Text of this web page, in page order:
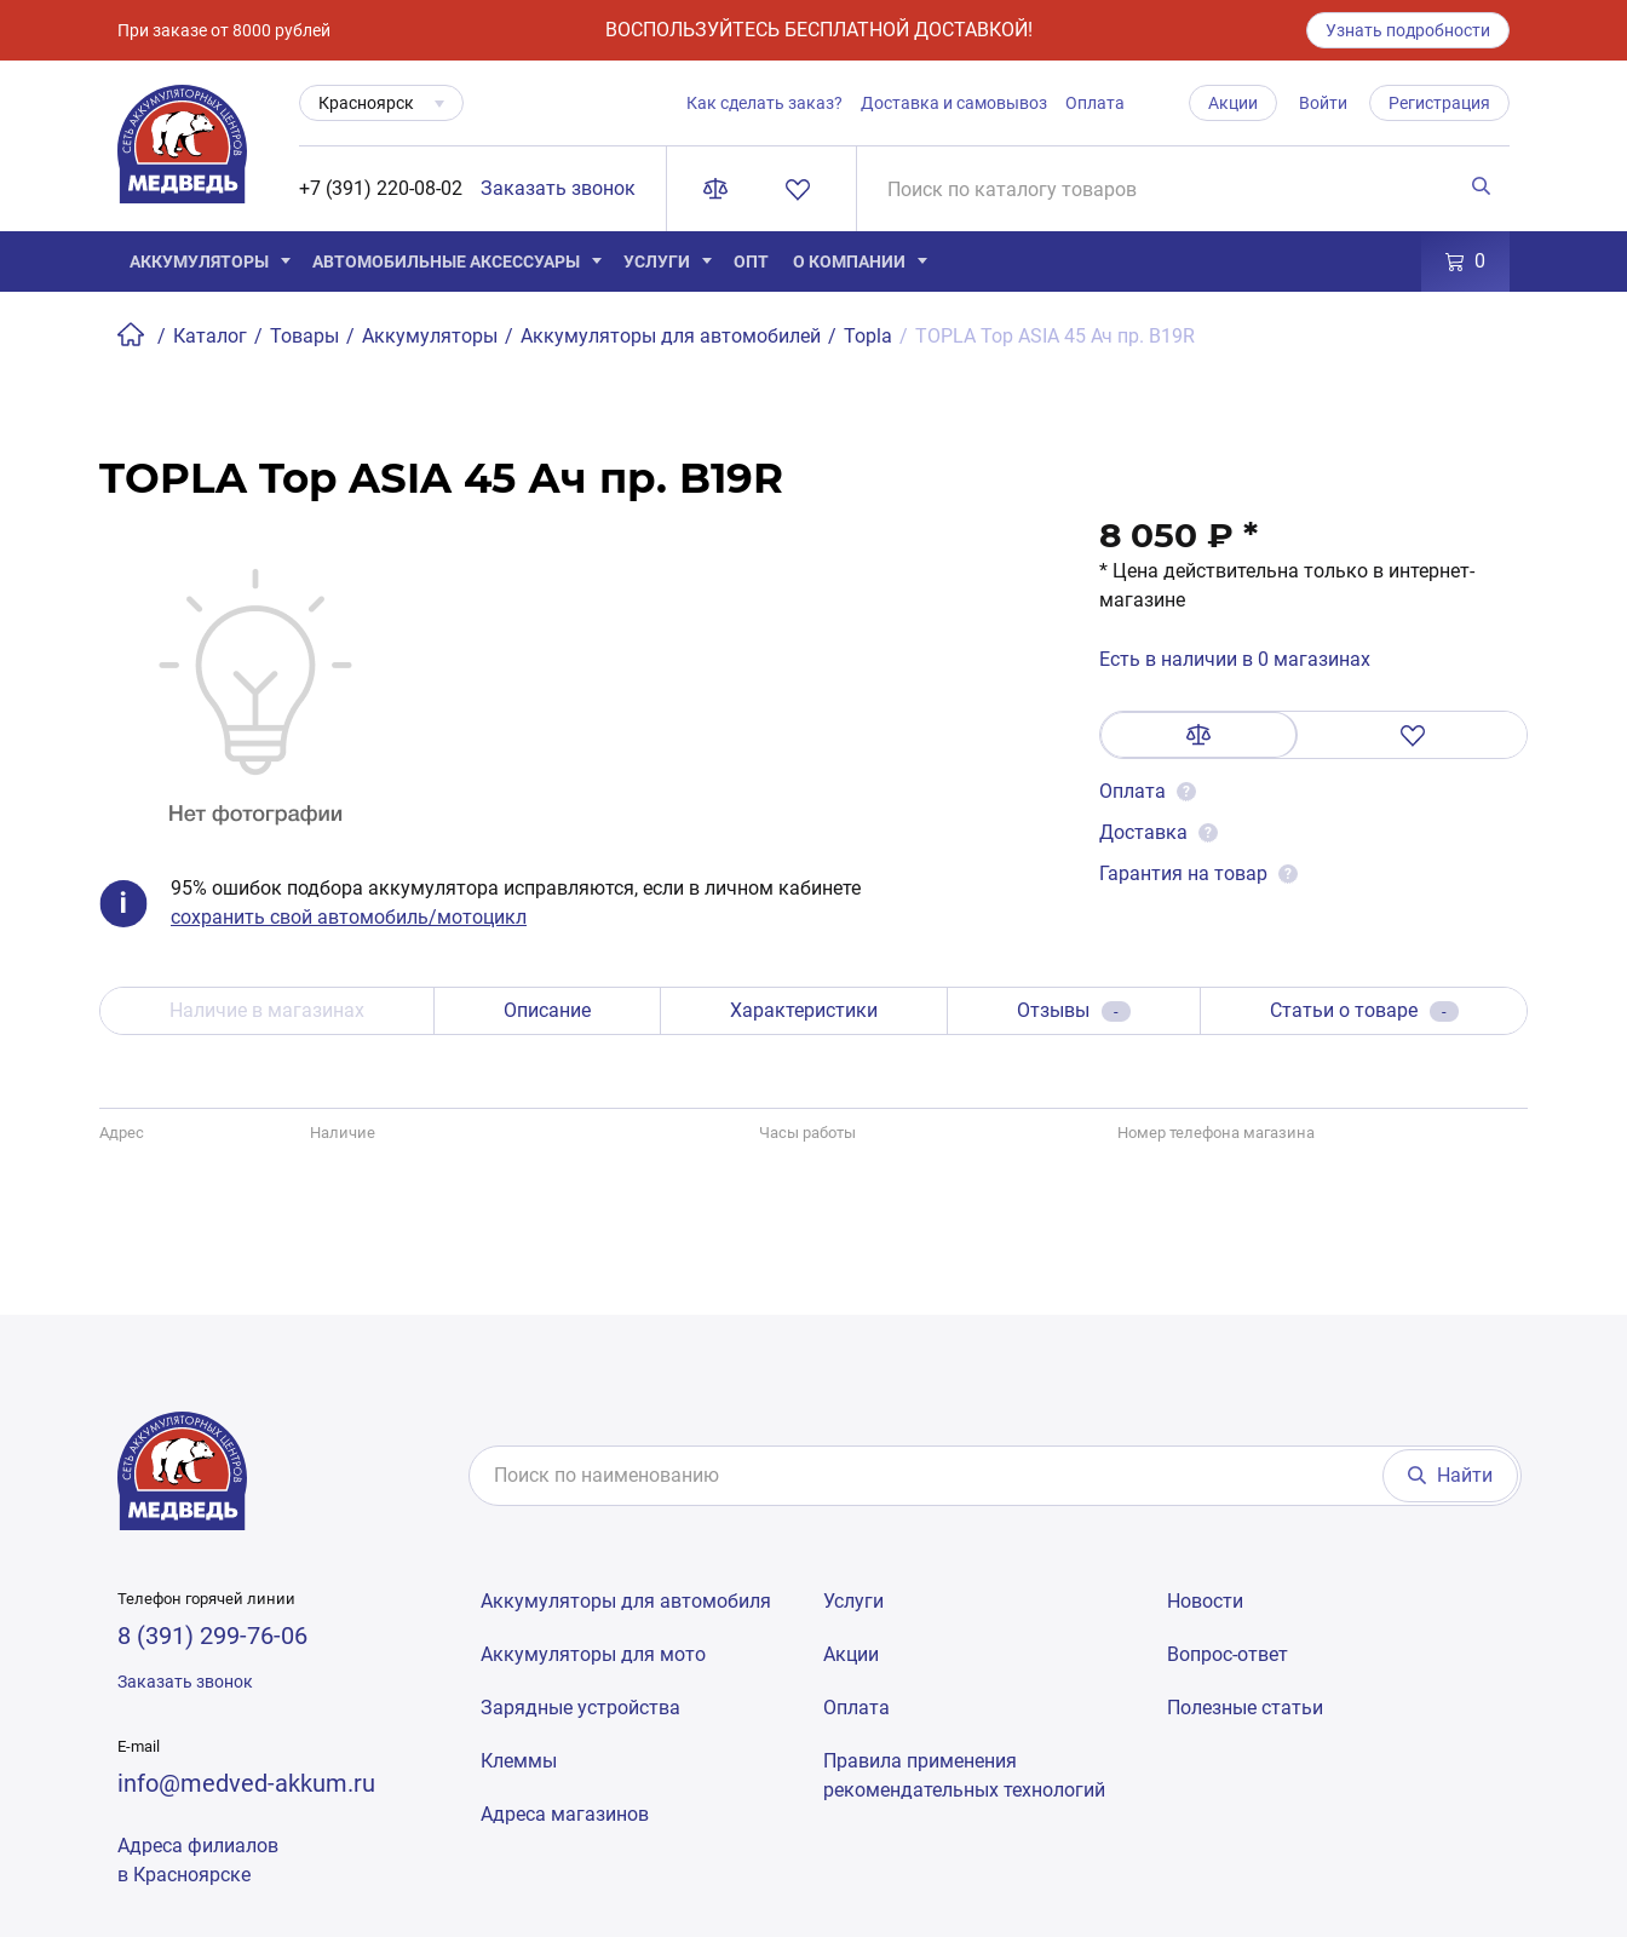
При заказе от 8000 рублей ВОСПОЛЬЗУЙТЕСЬ БЕСПЛАТНОЙ ДОСТАВКОЙ! Узнать подробности
Красноярск Как сделать заказ? Доставка и самовывоз Оплата Акции Войти Регистрация
+7 (391) 220-08-02 Заказать звонок
АККУМУЛЯТОРЫ АВТОМОБИЛЬНЫЕ АКСЕССУАРЫ УСЛУГИ ОПТ О КОМПАНИИ 0
/ Каталог / Товары / Аккумуляторы / Аккумуляторы для автомобилей / Topla / TOPLA Top ASIA 45 Ач пр. B19R
TOPLA Top ASIA 45 Ач пр. B19R
95% ошибок подбора аккумулятора исправляются, если в личном кабинете
сохранить свой автомобиль/мотоцикл
8 050 ₽ *
* Цена действительна только в интернет-
магазине
Есть в наличии в 0 магазинах
Оплата ?
Доставка ?
Гарантия на товар ?
Наличие в магазинах Описание Характеристики Отзывы - Статьи о товаре -
Адрес Наличие Часы работы Номер телефона магазина
Найти
Телефон горячей линии
8 (391) 299-76-06
Заказать звонок
E-mail
info@medved-akkum.ru
Адреса филиалов
в Красноярске
Аккумуляторы для автомобиля
Аккумуляторы для мото
Зарядные устройства
Клеммы
Адреса магазинов
Услуги
Акции
Оплата
Правила применения
рекомендательных технологий
Новости
Вопрос-ответ
Полезные статьи